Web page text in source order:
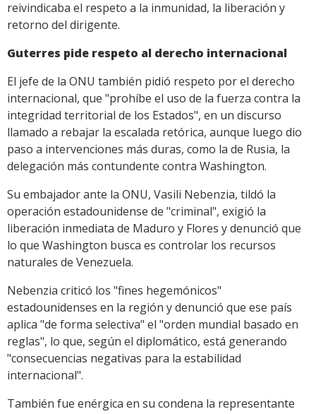
reivindicaba el respeto a la inmunidad, la liberación y
retorno del dirigente.
Guterres pide respeto al derecho internacional
El jefe de la ONU también pidió respeto por el derecho
internacional, que "prohíbe el uso de la fuerza contra la
integridad territorial de los Estados", en un discurso
llamado a rebajar la escalada retórica, aunque luego dio
paso a intervenciones más duras, como la de Rusia, la
delegación más contundente contra Washington.
Su embajador ante la ONU, Vasili Nebenzia, tildó la
operación estadounidense de "criminal", exigió la
liberación inmediata de Maduro y Flores y denunció que
lo que Washington busca es controlar los recursos
naturales de Venezuela.
Nebenzia criticó los "fines hegemónicos"
estadounidenses en la región y denunció que ese país
aplica "de forma selectiva" el "orden mundial basado en
reglas", lo que, según el diplomático, está generando
"consecuencias negativas para la estabilidad
internacional".
También fue enérgica en su condena la representante